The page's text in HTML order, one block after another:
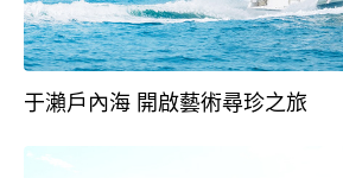
于瀨戶內海 開啟藝術尋珍之旅